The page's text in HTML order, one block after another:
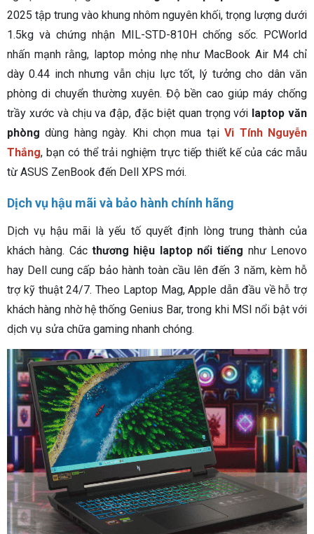
2025 tập trung vào khung nhôm nguyên khối, trọng lượng dưới
1.5kg và chứng nhận MIL-STD-810H chống sốc. PCWorld
nhấn mạnh rằng, laptop mỏng nhẹ như MacBook Air M4 chỉ
dày 0.44 inch nhưng vẫn chịu lực tốt, lý tưởng cho dân văn
phòng di chuyển thường xuyên. Độ bền cao giúp máy chống
trầy xước và chịu va đập, đặc biệt quan trọng với laptop văn
phòng dùng hàng ngày. Khi chọn mua tạiVi Tính Nguyễn
Thắng, bạn có thể trải nghiệm trực tiếp thiết kế của các mẫu
từ ASUS ZenBook đến Dell XPS mới.
Dịch vụ hậu mãi và bảo hành chính hãng
Dịch vụ hậu mãi là yếu tố quyết định lòng trung thành của
khách hàng. Các thương hiệu laptop nổi tiếng như Lenovo
hay Dell cung cấp bảo hành toàn cầu lên đến 3 năm, kèm hỗ
trợ kỹ thuật 24/7. Theo Laptop Mag, Apple dẫn đầu về hỗ trợ
khách hàng nhờ hệ thống Genius Bar, trong khi MSI nổi bật với
dịch vụ sửa chữa gaming nhanh chóng.